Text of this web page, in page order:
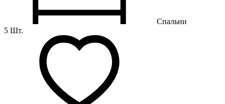
Спальни
5 Шт.